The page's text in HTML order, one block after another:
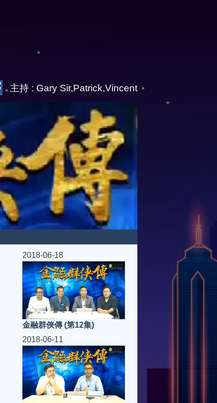
主持 : Gary Sir,Patrick,Vincent
2018-06-18
金融群俠傳 (第12集)
2018-06-11